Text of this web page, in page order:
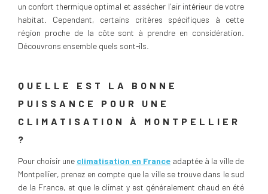
un confort thermique optimal et assécher l’air intérieur de votre
habitat. Cependant, certains critères spécifiques à cette
région proche de la côte sont à prendre en considération.
Découvrons ensemble quels sont-ils.
QUELLE EST LA BONNE
PUISSANCE POUR UNE
CLIMATISATION À MONTPELLIER
?
Pour choisir une climatisation en France adaptée à la ville de
Montpellier, prenez en compte que la ville se trouve dans le sud
de la France, et que le climat y est généralement chaud en été